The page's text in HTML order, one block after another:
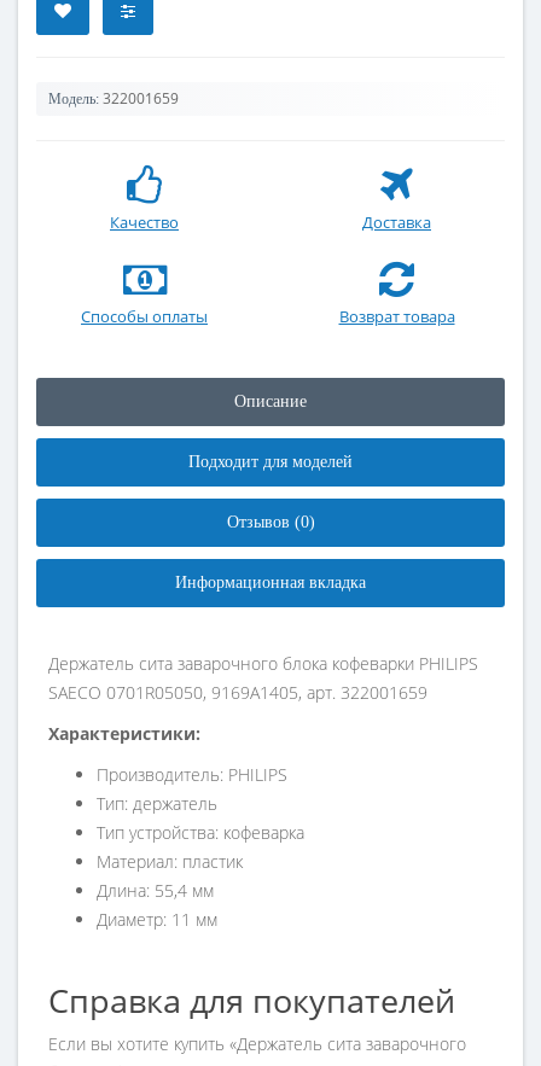
Модель: 322001659
Качество Доставка
Способы оплаты Возврат товара
Описание
Подходит для моделей
Отзывов (0)
Информационная вкладка
Держатель сита заварочного блока кофеварки PHILIPS
SAECO 0701R05050, 9169A1405, арт. 322001659
Характеристики:
Производитель: PHILIPS
Тип: держатель
Тип устройства: кофеварка
Материал: пластик
Длина: 55,4 мм
Диаметр: 11 мм
Справка для покупателей
Если вы хотите купить «Держатель сита заварочного